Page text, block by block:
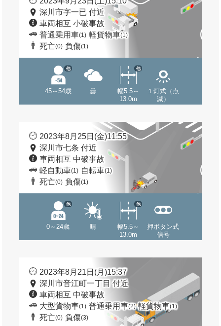
深川市字一已 付近
車両相互 小破事故
普通乗用車(1) 軽貨物車(1)
死亡(0) 負傷(1)
45～54歳
他
曇
幅5.5～
13.0m
他
１灯式（点
滅）
2023年8月25日(金)11:55
深川市七条 付近
車両相互 中破事故
軽自動車(1) 自転車(1)
死亡(0) 負傷(1)
0～24歳
他
晴
幅5.5～
13.0m
他
押ボタン式
信号
2023年8月21日(月)15:37
深川市音江町一丁目 付近
車両相互 中破事故
大型貨物車(1) 普通乗用車(2) 軽貨物車(1)
死亡(0) 負傷(3)